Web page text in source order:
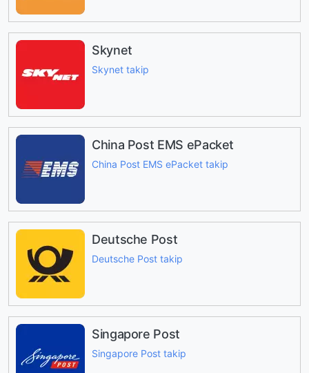
Skynet
Skynet takip
China Post EMS ePacket
China Post EMS ePacket takip
Deutsche Post
Deutsche Post takip
Singapore Post
Singapore Post takip